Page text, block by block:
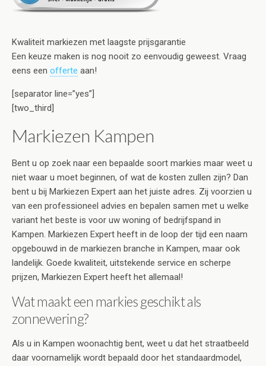
Kwaliteit markiezen met laagste prijsgarantie
Een keuze maken is nog nooit zo eenvoudig geweest. Vraag
eens een offerte aan!
[separator line=”yes”]
[two_third]
Markiezen Kampen
Bent u op zoek naar een bepaalde soort markies maar weet u
niet waar u moet beginnen, of wat de kosten zullen zijn? Dan
bent u bij Markiezen Expert aan het juiste adres. Zij voorzien u
van een professioneel advies en bepalen samen met u welke
variant het beste is voor uw woning of bedrijfspand in
Kampen. Markiezen Expert heeft in de loop der tijd een naam
opgebouwd in de markiezen branche in Kampen, maar ook
landelijk. Goede kwaliteit, uitstekende service en scherpe
prijzen, Markiezen Expert heeft het allemaal!
Wat maakt een markies geschikt als
zonnewering?
Als u in Kampen woonachtig bent, weet u dat het straatbeeld
daar voornamelijk wordt bepaald door het standaardmodel,